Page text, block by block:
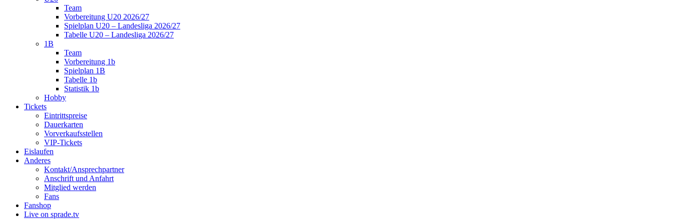
Team
Vorbereitung U20 2026/27
Spielplan U20 – Landesliga 2026/27
Tabelle U20 – Landesliga 2026/27
1B
Team
Vorbereitung 1b
Spielplan 1B
Tabelle 1b
Statistik 1b
Hobby
Tickets
Eintrittspreise
Dauerkarten
Vorverkaufsstellen
VIP-Tickets
Eislaufen
Anderes
Kontakt/Ansprechpartner
Anschrift und Anfahrt
Mitglied werden
Fans
Fanshop
Live on sprade.tv